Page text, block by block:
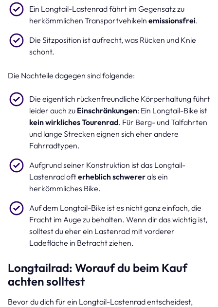
Ein Longtail-Lastenrad fährt im Gegensatz zu
herkömmlichen Transportvehikeln emissionsfrei.
Die Sitzposition ist aufrecht, was Rücken und Knie
schont.
Die Nachteile dagegen sind folgende:
Die eigentlich rückenfreundliche Körperhaltung führt
leider auch zu Einschränkungen: Ein Longtail-Bike ist
kein wirkliches Tourenrad. Für Berg- und Talfahrten
und lange Strecken eignen sich eher andere
Fahrradtypen.
Aufgrund seiner Konstruktion ist das Longtail-
Lastenrad ofterheblich schwererals ein
herkömmliches Bike.
Auf dem Longtail-Bike ist es nicht ganz einfach, die
Fracht im Auge zu behalten. Wenn dir das wichtig ist,
solltest du eher ein Lastenrad mit vorderer
Ladefläche in Betracht ziehen.
Longtailrad: Worauf du beim Kauf
achten solltest
Bevor du dich für ein Longtail-Lastenrad entscheidest,